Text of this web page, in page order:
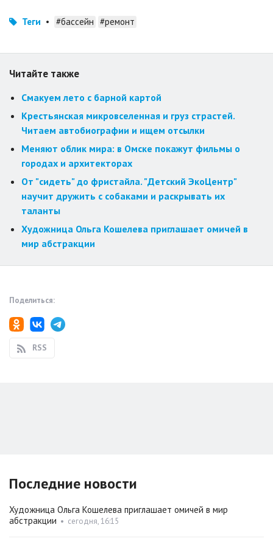
Теги • #бассейн #ремонт
Читайте также
Смакуем лето с барной картой
Крестьянская микровселенная и груз страстей.
Читаем автобиографии и ищем отсылки
Меняют облик мира: в Омске покажут фильмы о
городах и архитекторах
От "сидеть" до фристайла. "Детский ЭкоЦентр"
научит дружить с собаками и раскрывать их
таланты
Художница Ольга Кошелева приглашает омичей в
мир абстракции
Поделиться:
RSS
Последние новости
Художница Ольга Кошелева приглашает омичей в мир
абстракции • сегодня, 16:15